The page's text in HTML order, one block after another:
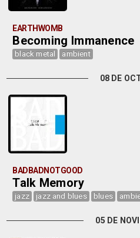
EARTHWOMB
Becoming Immanence
black metal ambient
08 DE
BADBADNOTGOOD
Talk Memory
jazz jazz and blues blues
05 DE